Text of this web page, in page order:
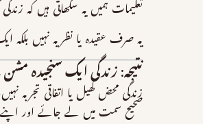
تعلیمات ہمیں یہ سکھاتی ہیں کہ
یہ صرف عقیدہ یا نظریہ نہیں بلکہ
نتیجہ: زندگی ایک سنجیدہ
زندگی محض کھیل یا اتفاقی
صحیح سمت میں لے جائے اور